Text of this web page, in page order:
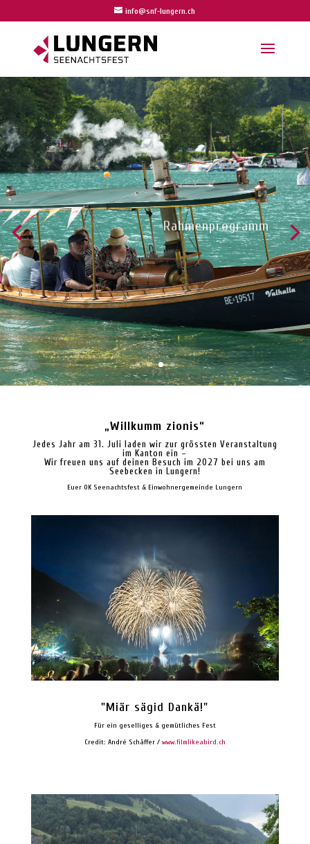
info@snf-lungern.ch
Rahmenprogramm
„Willkumm zionis“
Jedes Jahr am 31. Juli laden wir zur grössten Veranstaltung
im Kanton ein –
Wir freuen uns auf deinen Besuch im 2027 bei uns am
Seebecken in Lungern!
Euer OK Seenachtsfest & Einwohnergemeinde Lungern
"Miär sägid Dankä!"
Für ein geselliges & gemütliches Fest
Credit: André Schäffer / www.filmlikeabird.ch